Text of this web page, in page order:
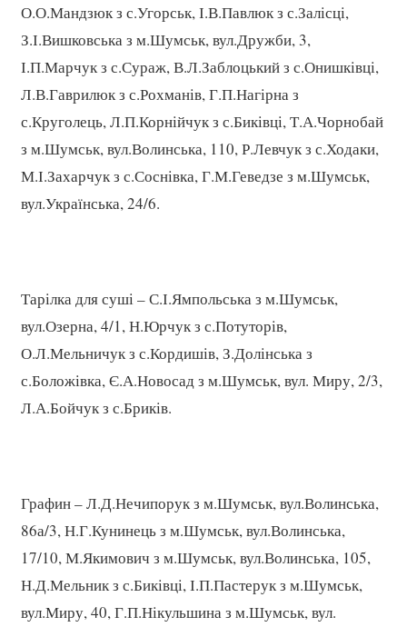
О.О.Мандзюк з с.Угорськ, І.В.Павлюк з с.Залісці,
З.І.Вишковська з м.Шумськ, вул.Дружби, 3,
І.П.Марчук з с.Сураж, В.Л.Заблоцький з с.Онишківці,
Л.В.Гаврилюк з с.Рохманів, Г.П.Нагірна з
с.Круголець, Л.П.Корнійчук з с.Биківці, Т.А.Чорнобай
з м.Шумськ, вул.Волинська, 110, Р.Левчук з с.Ходаки,
М.І.Захарчук з с.Соснівка, Г.М.Геведзе з м.Шумськ,
вул.Українська, 24/6.
Тарілка для суші – С.І.Ямпольська з м.Шумськ,
вул.Озерна, 4/1, Н.Юрчук з с.Потуторів,
О.Л.Мельничук з с.Кордишів, З.Долінська з
с.Боложівка, Є.А.Новосад з м.Шумськ, вул. Миру, 2/3,
Л.А.Бойчук з с.Бриків.
Графин – Л.Д.Нечипорук з м.Шумськ, вул.Волинська,
86а/3, Н.Г.Кунинець з м.Шумськ, вул.Волинська,
17/10, М.Якимович з м.Шумськ, вул.Волинська, 105,
Н.Д.Мельник з с.Биківці, І.П.Пастерук з м.Шумськ,
вул.Миру, 40, Г.П.Нікульшина з м.Шумськ, вул.